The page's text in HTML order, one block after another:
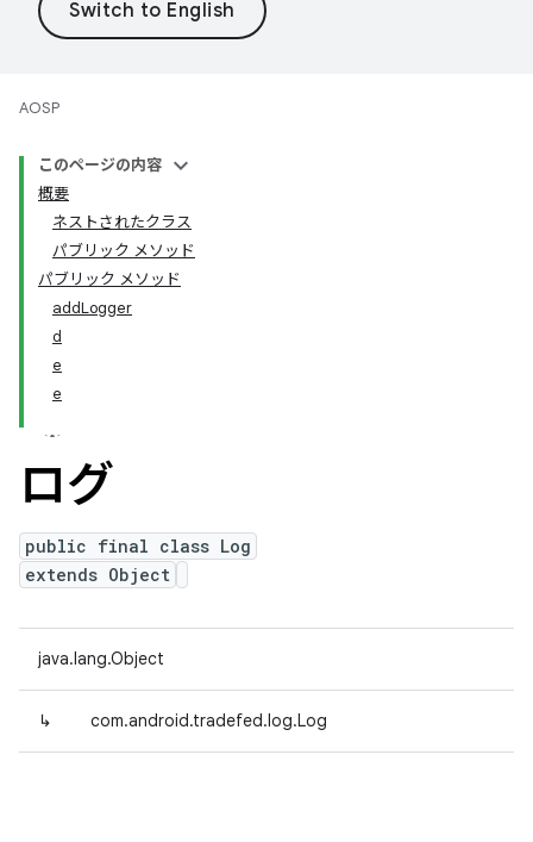
AOSP
このページの内容
概要
ネストされたクラス
パブリック メソッド
パブリック メソッド
addLogger
d
e
e
ログ
public final class Log
extends Object
java.lang.Object
↳ com.android.tradefed.log.Log